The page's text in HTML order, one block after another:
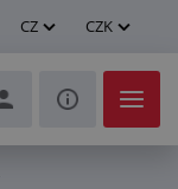
CZ CZK